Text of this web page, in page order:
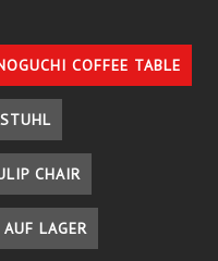
COFFEE TABLE
CHAIR
LAGER